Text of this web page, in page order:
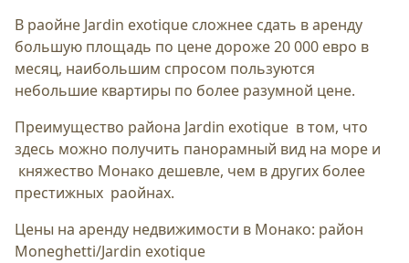
В раойне Jardin exotique сложнее сдать в аренду
большую площадь по цене дороже 20 000 евро в
месяц, наибольшим спросом пользуются
небольшие квартиры по более разумной цене.
Преимущество района Jardin exotique в том, что
здесь можно получить панорамный вид на море и
княжество Монако дешевле, чем в других более
престижных раойнах.
Цены на аренду недвижимости в Монако: район
Moneghetti/Jardin exotique